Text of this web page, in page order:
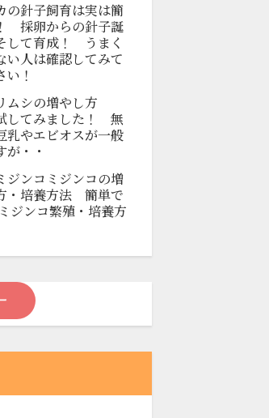
の針子飼育は実は簡
採卵からの針子誕
して育成！ うまく
い人は確認してみて
い！
ムシの増やし方
してみました！ 無
乳やエビオスが一般
が・・
ジンコミジンコの増
・培養方法 簡単で
ジンコ繁殖・培養方